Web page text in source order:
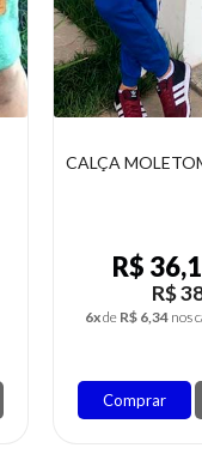
BERMUDA
R$
R$
3xde R$ 6,66 nos
Comprar